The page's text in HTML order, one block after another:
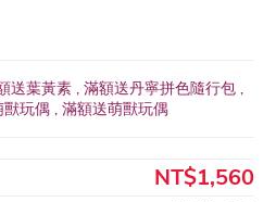
送葉黃素 , 滿額送丹寧拼色隨行包 ,
玩偶 , 滿額送萌獸玩偶
NT$1,560